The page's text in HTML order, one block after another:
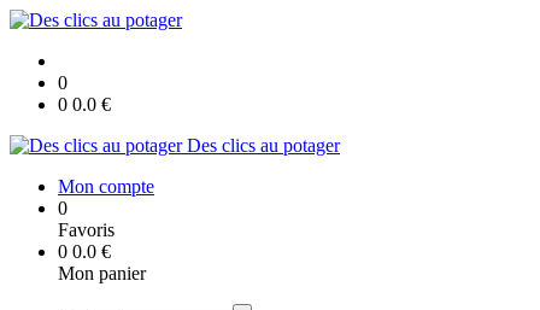
0
0 0.0 €
Des clics au potager
Mon compte
0
Favoris
0 0.0 €
Mon panier